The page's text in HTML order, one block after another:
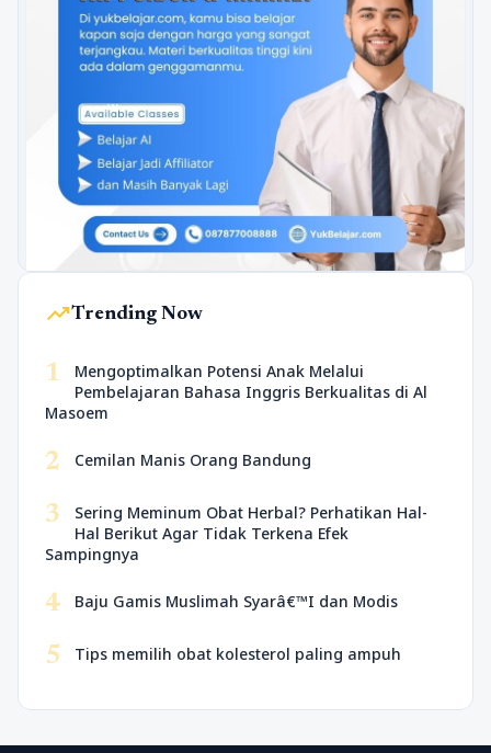
trending_upTrending Now
1
Mengoptimalkan Potensi Anak Melalui
Pembelajaran Bahasa Inggris Berkualitas di Al
Masoem
2 Cemilan Manis Orang Bandung
3
Sering Meminum Obat Herbal? Perhatikan Hal-
Hal Berikut Agar Tidak Terkena Efek
Sampingnya
4 Baju Gamis Muslimah Syarâ€™I dan Modis
5 Tips memilih obat kolesterol paling ampuh